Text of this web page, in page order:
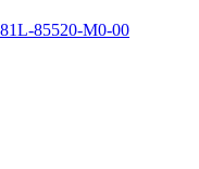
85520-M0-00